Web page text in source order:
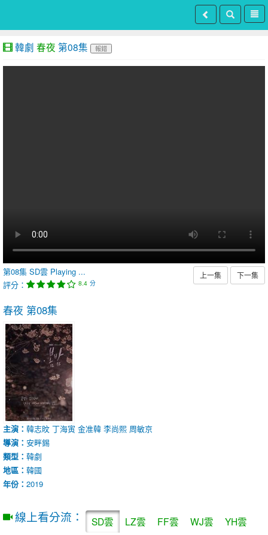
韓劇 春夜 第08集 報錯
第08集 SD雲 Playing ...
評分：
8.4 分
上一集 下一集
春夜 第08集
主演： 韓志旼 丁海寅 金准韓 李尚熙 周敏京
導演： 安畔錫
類型： 韓劇
地區： 韓國
年份： 2019
線上看分流： SD雲 LZ雲 FF雲 WJ雲 YH雲